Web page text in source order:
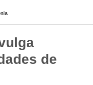
de